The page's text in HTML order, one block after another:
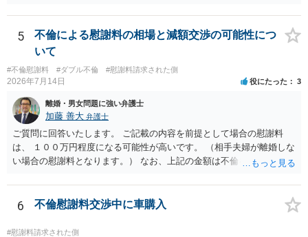
可能性もあるかと思います。ご参考にしてください。
5
不倫による慰謝料の相場と減額交渉の可能性につ
いて
#不倫慰謝料 #ダブル不倫 #慰謝料請求された側
2026年7月14日 役にたった 3
離婚・男女問題に強い弁護士
加藤 善大 弁護士
ご質問に回答いたします。 ご記載の内容を前提として場合の慰謝料
は、 １００万円程度になる可能性が高いです。 （相手夫婦が離婚しな
い場合の慰謝料となります。） なお、上記の金額は不倫をした２名が
半額程度の支払を求める、 求償ができることになります。 その求償権
を放棄する場合の慰謝料相場は、６０万円から８０万円程度になるこ
を放棄してもらうメリットがあることになります。） ５年後に離婚す
6 不倫慰謝料交渉中に車購入
#慰謝料請求された側